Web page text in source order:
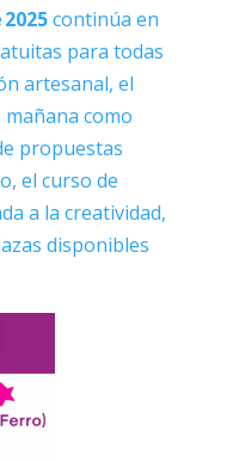
2025continúa en
para todas
artesanal, el
como
propuestas
el curso de
a la creatividad,
disponibles